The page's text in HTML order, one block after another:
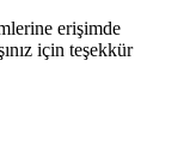
erişimde
için teşekkür